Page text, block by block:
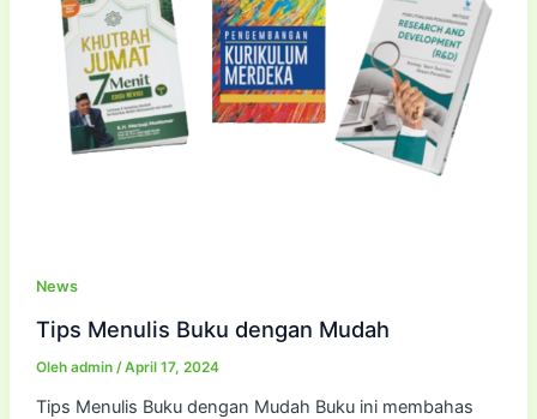
News
Tips Menulis Buku dengan Mudah
Oleh admin /April 17, 2024
Tips Menulis Buku dengan Mudah Buku ini membahas